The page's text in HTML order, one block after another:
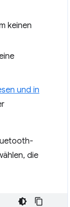
keinen
und in
die